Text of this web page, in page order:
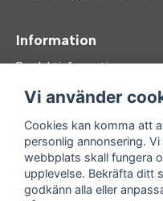
Information
Produktinformation
FAQ
Följ oss
Facebook
Instagram
Vi använder
Cookies kan komma att
personlig annonsering.
webbplats skall fungera
upplevelse. Bekräfta ditt
godkänn alla eller